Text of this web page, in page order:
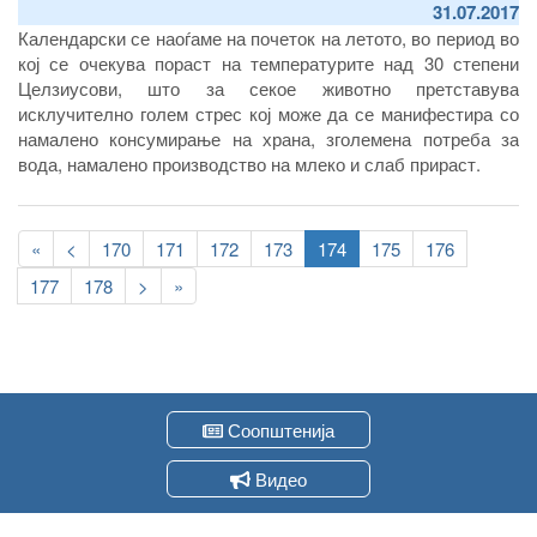
31.07.2017
Календарски се наоѓаме на почеток на летото, во период во
кој се очекува пораст на температурите над 30 степени
Целзиусови, што за секое животно претставува
исклучително голем стрес кој може да се манифестира со
намалено консумирање на храна, зголемена потреба за
вода, намалено производство на млеко и слаб прираст.
Pagination
First
page
«
Previous
page
< Page
170 Page
171 Page
172 Page
173
Current
page
174 Page
175 Page
176
Page
177 Page
178
Следна
страна
>
Last
page
»
Соопштенија
Видео